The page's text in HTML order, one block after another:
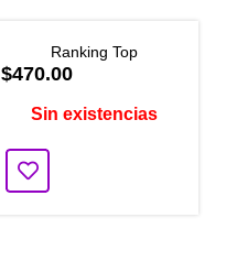
Ranking Top
$470.00
Sin existencias